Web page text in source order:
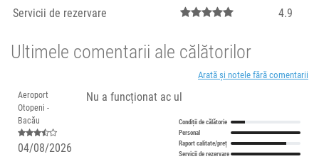
Servicii de rezervare
4.9
Ultimele comentarii ale călătorilor
Arată și notele fără comentarii
Aeroport
Otopeni -
Bacău
04/08/2026
Nu a funcționat ac ul
Condiții de călătorie
Personal
Raport calitate/preț
Servicii de rezervare